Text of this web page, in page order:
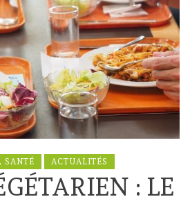
SANTÉ ACTUALITÉS
: LE